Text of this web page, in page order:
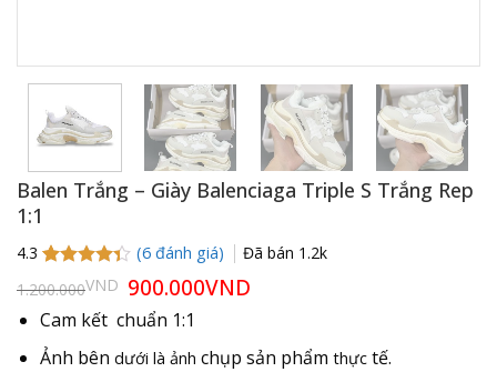
Balen Trắng – Giày Balenciaga Triple S Trắng Rep
1:1
4.3
4.3trên 5
dựa trên
6
đánh giá
(6đánh giá) Đã bán 1.2k
1.200.000VND Giá
gốc
là:
1.200.000VND.
900.000VND
900.000VND.
Cam kết chuẩn 1:1
Ảnh bên dưới là ảnh chụp sản phẩm thực tế.